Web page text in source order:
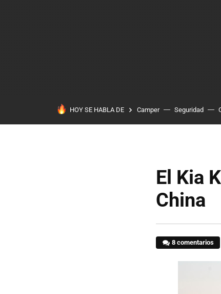
HOY SE HABLA DE Camper Seguridad
El Kia
China
8 comentarios